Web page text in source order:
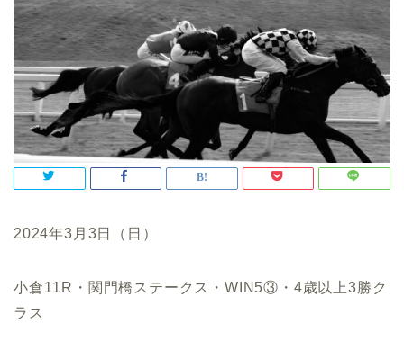
2024年3月3日（日）
小倉11R・関門橋ステークス・WIN5③・4歳以上3勝ク
ラス